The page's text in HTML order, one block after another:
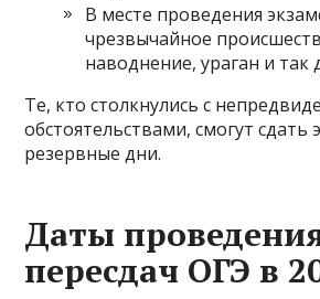
В месте проведения
чрезвычайное
наводнение, ураган и так
Те, кто столкнулись с
обстоятельствами, смогут сдать
резервные дни.
Даты
пересдач ОГЭ в